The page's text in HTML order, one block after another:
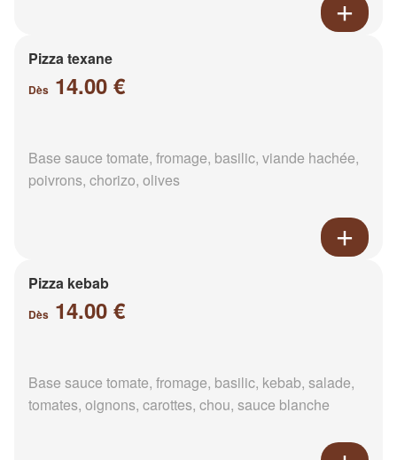
Pizza texane
Dès 14.00 €
Base sauce tomate, fromage, basilic, viande hachée,
poivrons, chorizo, olives
Pizza kebab
Dès 14.00 €
Base sauce tomate, fromage, basilic, kebab, salade,
tomates, oignons, carottes, chou, sauce blanche